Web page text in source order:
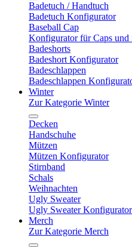
Badetuch / Handtuch
Badetuch Konfigurator
Baseball Cap
Konfigurator für Caps und
Badeshorts
Badeshort Konfigurator
Badeschlappen
Badeschlappen
Winter
Zur Kategorie Winter
Decken
Handschuhe
Mützen
Mützen Konfigurator
Stirnband
Schals
Weihnachten
Ugly Sweater
Ugly Sweater Konfigurator
Merch
Zur Kategorie Merch